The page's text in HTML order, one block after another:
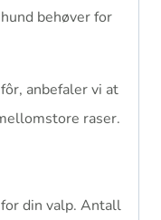
behøver for
anbefaler vi at
raser.
din valp. Antall